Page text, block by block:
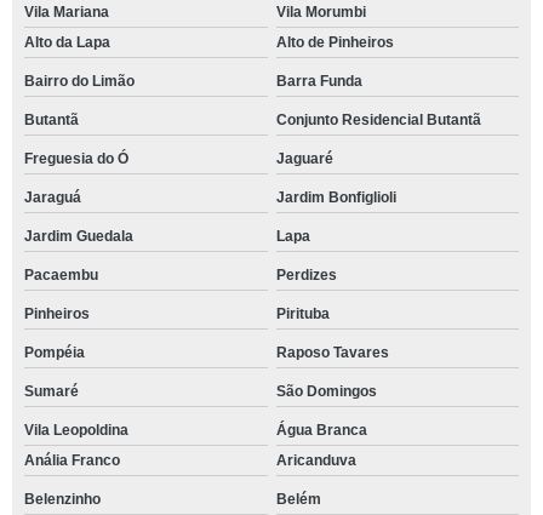
Vila Mariana
Vila Morumbi
Alto da Lapa
Alto de Pinheiros
Bairro do Limão Barra Funda
Butantã Conjunto Residencial Butantã
Freguesia do Ó Jaguaré
Jaraguá Jardim Bonfiglioli
Jardim Guedala Lapa
Pacaembu Perdizes
Pinheiros Pirituba
Pompéia Raposo Tavares
Sumaré São Domingos
Vila Leopoldina
Água Branca
Anália Franco
Aricanduva
Belenzinho Belém